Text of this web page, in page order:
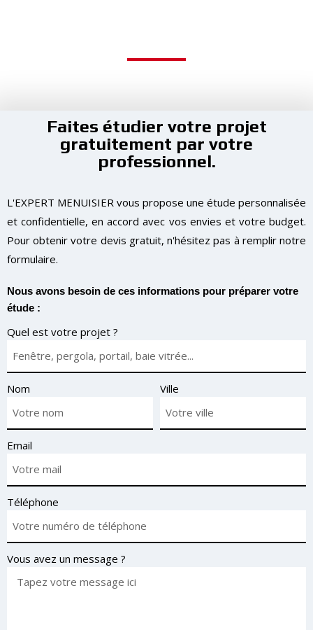
Faites étudier votre projet
gratuitement par votre
professionnel.
L'EXPERT MENUISIER vous propose une étude personnalisée
et confidentielle, en accord avec vos envies et votre budget.
Pour obtenir votre devis gratuit, n'hésitez pas à remplir notre
formulaire.
Nous avons besoin de ces informations pour préparer votre
étude :
Quel est votre projet ?
Nom Ville
Email
Téléphone
Vous avez un message ?